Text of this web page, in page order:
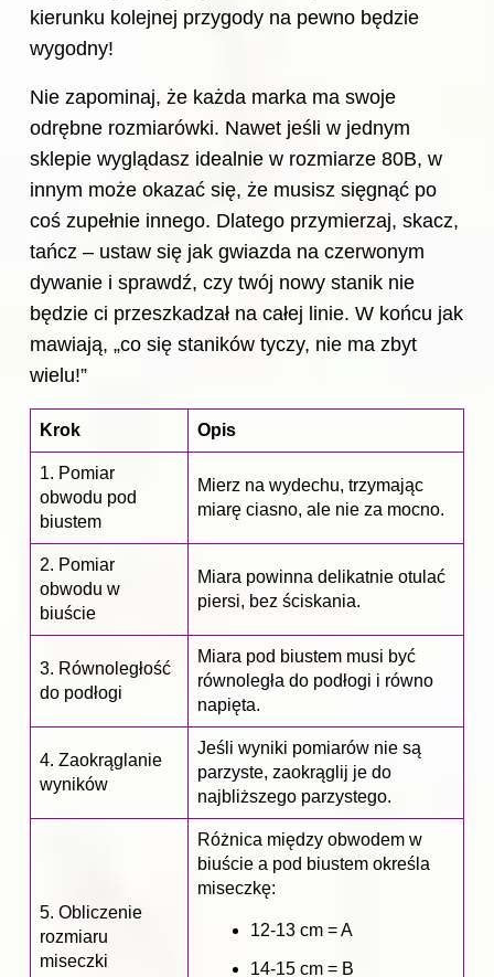
kierunku kolejnej przygody na pewno będzie
wygodny!
Nie zapominaj, że każda marka ma swoje
odrębne rozmiarówki. Nawet jeśli w jednym
sklepie wyglądasz idealnie w rozmiarze 80B, w
innym może okazać się, że musisz sięgnąć po
coś zupełnie innego. Dlatego przymierzaj, skacz,
tańcz – ustaw się jak gwiazda na czerwonym
dywanie i sprawdź, czy twój nowy stanik nie
będzie ci przeszkadzał na całej linie. W końcu jak
mawiają, „co się staników tyczy, nie ma zbyt
wielu!”
Krok Opis
1. Pomiar
obwodu pod
biustem
Mierz na wydechu, trzymając
miarę ciasno, ale nie za mocno.
2. Pomiar
obwodu w
biuście
Miara powinna delikatnie otulać
piersi, bez ściskania.
3. Równoległość
do podłogi
Miara pod biustem musi być
równoległa do podłogi i równo
napięta.
4. Zaokrąglanie
wyników
Jeśli wyniki pomiarów nie są
parzyste, zaokrąglij je do
najbliższego parzystego.
5. Obliczenie
rozmiaru
miseczki
Różnica między obwodem w
biuście a pod biustem określa
miseczkę:
12-13 cm = A
14-15 cm = B